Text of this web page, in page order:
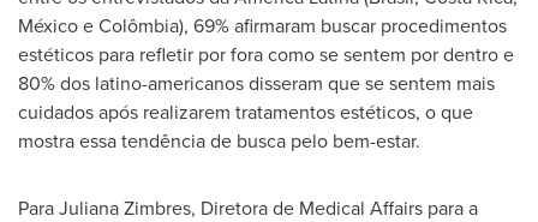
México e Colômbia), 69% afirmaram buscar procedimentos
estéticos para refletir por fora como se sentem por dentro e
80% dos latino-americanos disseram que se sentem mais
cuidados após realizarem tratamentos estéticos, o que
mostra essa tendência de busca pelo bem-estar.
Para Juliana Zimbres, Diretora de Medical Affairs para a